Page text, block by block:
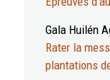
Gala Huilén
Rater la
plantations